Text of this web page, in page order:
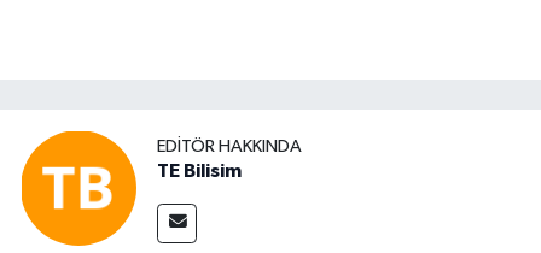
EDITÖR HAKKINDA
TE Bilisim